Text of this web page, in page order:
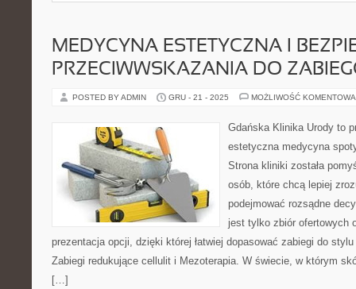
MEDYCYNA ESTETYCZNA I
PRZECIWWSKAZANIA DO
POSTED BY ADMIN GRU - 21 - 2025 MOŻLIWOŚĆ
Gdańska Klinika Urody to
estetyczna medycyna
Strona kliniki została
osób, które chcą lepiej
podejmować rozsądne
jest tylko zbiór ofertowych
prezentacja opcji, dzięki której łatwiej dopasować zabiegi do
Zabiegi redukujące cellulit i Mezoterapia. W świecie, w którym
[…]